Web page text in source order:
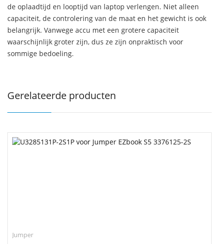
de oplaadtijd en looptijd van laptop verlengen. Niet alleen
capaciteit, de controlering van de maat en het gewicht is ook
belangrijk. Vanwege accu met een grotere capaciteit
waarschijnlijk groter zijn, dus ze zijn onpraktisch voor
sommige bedoeling.
Gerelateerde producten
Jumper